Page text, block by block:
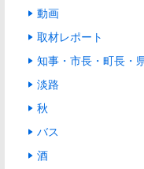
動画
取材レポート
知事・市長・町長・
淡路
秋
バス
酒